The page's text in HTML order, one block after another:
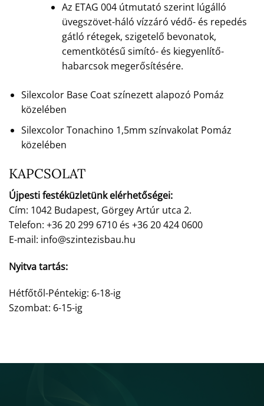
Az ETAG 004 útmutató szerint lúgálló
üvegszövet-háló vízzáró védő- és repedés
gátló rétegek, szigetelő bevonatok,
cementkötésű simító- és kiegyenlítő-
habarcsok megerősítésére.
Silexcolor Base Coat színezett alapozó Pomáz
közelében
Silexcolor Tonachino 1,5mm színvakolat Pomáz
közelében
KAPCSOLAT
Újpesti festéküzletünk elérhetőségei:
Cím: 1042 Budapest, Görgey Artúr utca 2.
Telefon: +36 20 299 6710 és +36 20 424 0600
E-mail: info@szintezisbau.hu
Nyitva tartás:
Hétfőtől-Péntekig: 6-18-ig
Szombat: 6-15-ig